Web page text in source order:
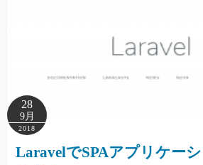
28
9月
2018
LaravelでSPAアプリケー